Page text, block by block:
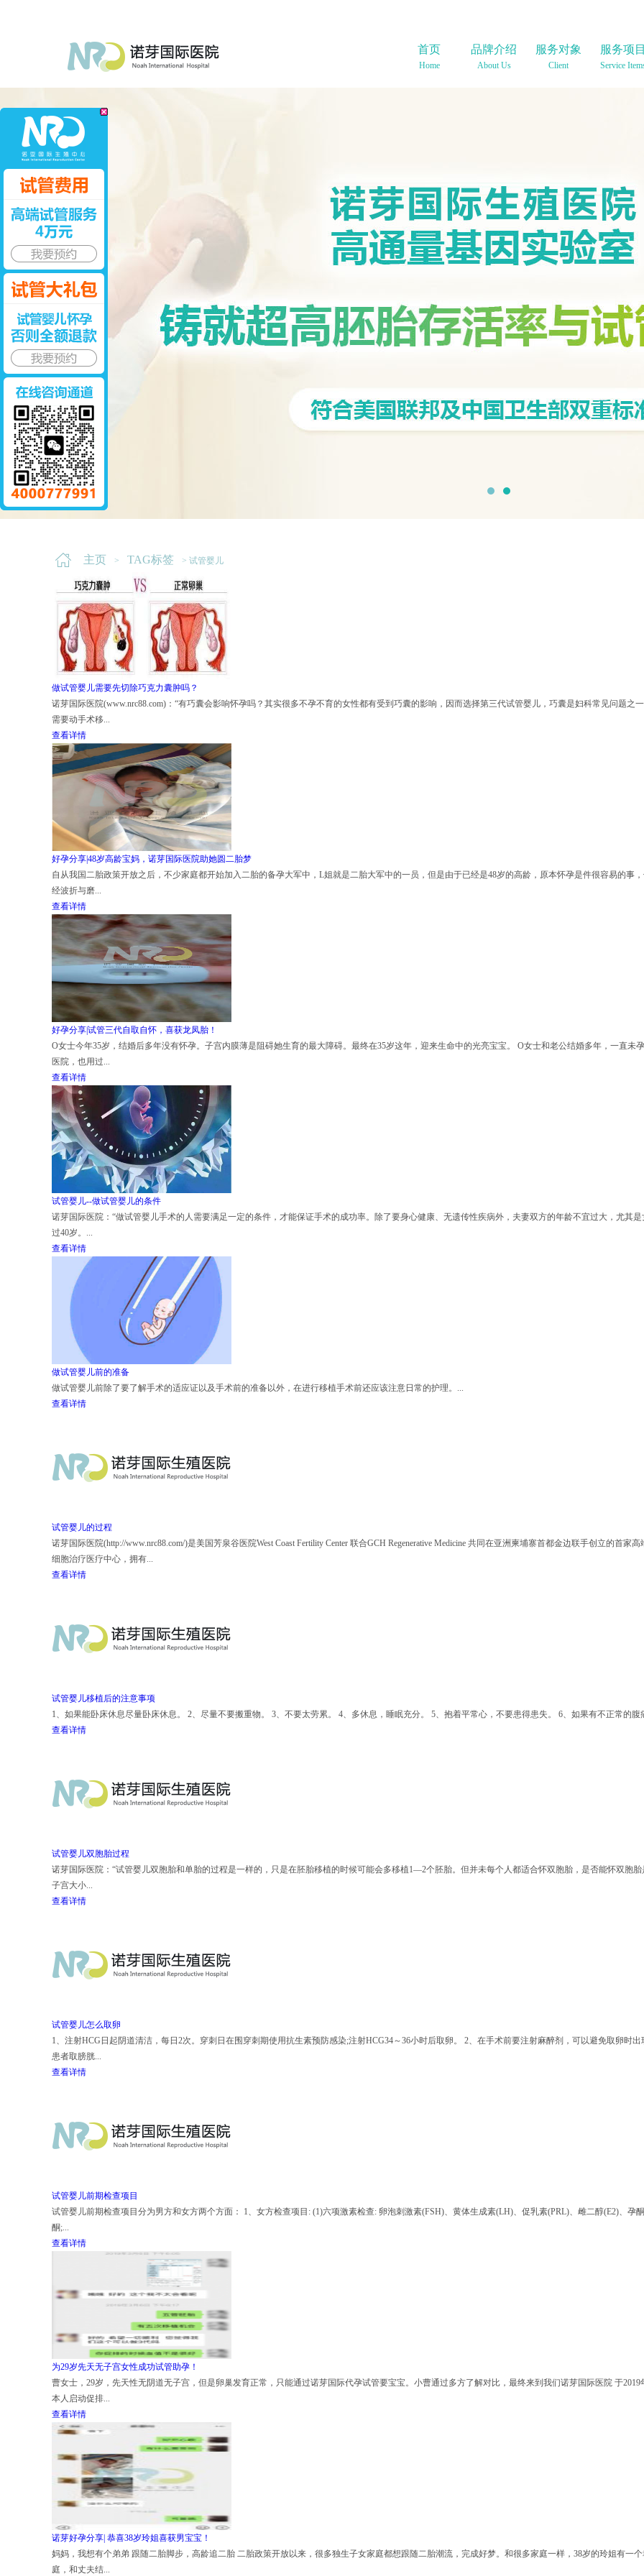
首页
Home
品牌介绍
About Us
服务对象
Client
服务项目
Service
主页 > TAG标签 > 试管婴儿
做试管婴儿需要先切除巧克力囊肿吗？
诺芽国际医院(www.nrc88.com)：“有巧囊会影响怀孕吗？其实很多不孕不育的女性都有受到巧囊的影响，因而选择第三代试管婴儿，巧囊是妇科常见问题之
需要动手术移...
查看详情
好孕分享|48岁高龄宝妈，诺芽国际医院助她圆二胎梦
自从我国二胎政策开放之后，不少家庭都开始加入二胎的备孕大军中，L姐就是二胎大军中的一员，但是由于已经是48岁的高龄，原本怀孕是件很容易的事
经波折与磨...
查看详情
好孕分享|试管三代自取自怀，喜获龙凤胎！
O女士今年35岁，结婚后多年没有怀孕。子宫内膜薄是阻碍她生育的最大障碍。最终在35岁这年，迎来生命中的光亮宝宝。 O女士和老公结婚多年，一直未
医院，也用过...
查看详情
试管婴儿--做试管婴儿的条件
诺芽国际医院：“做试管婴儿手术的人需要满足一定的条件，才能保证手术的成功率。除了要身心健康、无遗传性疾病外，夫妻双方的年龄不宜过大，尤其是
过40岁。...
查看详情
做试管婴儿前的准备
做试管婴儿前除了要了解手术的适应证以及手术前的准备以外，在进行移植手术前还应该注意日常的护理。...
查看详情
试管婴儿的过程
诺芽国际医院(http://www.nrc88.com/)是美国芳泉谷医院West Coast Fertility Center 联合GCH Regenerative Medicine 共同在亚洲柬埔寨首都金边联手创立的首家
细胞治疗医疗中心，拥有...
查看详情
试管婴儿移植后的注意事项
1、如果能卧床休息尽量卧床休息。 2、尽量不要搬重物。 3、不要太劳累。 4、多休息，睡眠充分。 5、抱着平常心，不要患得患失。 6、如果有不正常的腹
查看详情
试管婴儿双胞胎过程
诺芽国际医院：“试管婴儿双胞胎和单胎的过程是一样的，只是在胚胎移植的时候可能会多移植1—2个胚胎。但并未每个人都适合怀双胞胎，是否能怀双胞
子宫大小...
查看详情
试管婴儿怎么取卵
1、注射HCG日起阴道清洁，每日2次。穿刺日在围穿刺期使用抗生素预防感染;注射HCG34～36小时后取卵。 2、在手术前要注射麻醉剂，可以避免取卵时出
患者取膀胱...
查看详情
试管婴儿前期检查项目
试管婴儿前期检查项目分为男方和女方两个方面： 1、女方检查项目: (1)六项激素检查: 卵泡刺激素(FSH)、黄体生成素(LH)、促乳素(PRL)、雌二醇(E2)、孕
酮;...
查看详情
为29岁先天无子宫女性成功试管助孕！
曹女士，29岁，先天性无阴道无子宫，但是卵巢发育正常，只能通过诺芽国际代孕试管要宝宝。小曹通过多方了解对比，最终来到我们诺芽国际医院 于2019
本人启动促排...
查看详情
诺芽好孕分享| 恭喜38岁玲姐喜获男宝宝！
妈妈，我想有个弟弟 跟随二胎脚步，高龄追二胎 二胎政策开放以来，很多独生子女家庭都想跟随二胎潮流，完成好梦。和很多家庭一样，38岁的玲姐有一
庭，和丈夫结...